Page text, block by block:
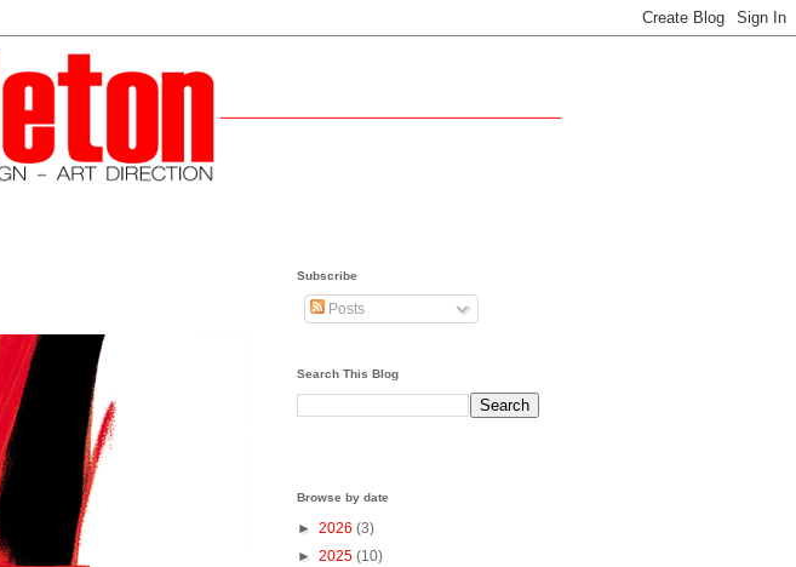
Subscribe
Posts
Search This Blog
Browse by date
► 2026 (3)
► 2025 (10)